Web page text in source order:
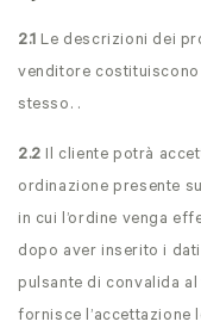
2.1 Le descrizioni dei
venditore
stesso. .
2.2 Il cliente potrà
ordinazione presente
in cui l’ordine venga
dopo aver inserito i
pulsante di convalida
fornisce l’accettazione